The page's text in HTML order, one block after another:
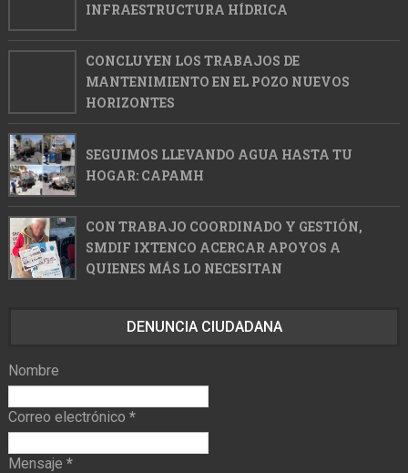
INFRAESTRUCTURA HÍDRICA
CONCLUYEN LOS TRABAJOS DE
MANTENIMIENTO EN EL POZO NUEVOS
HORIZONTES
SEGUIMOS LLEVANDO AGUA HASTA TU
HOGAR: CAPAMH
CON TRABAJO COORDINADO Y GESTIÓN,
SMDIF IXTENCO ACERCAR APOYOS A
QUIENES MÁS LO NECESITAN
DENUNCIA CIUDADANA
Nombre
Correo electrónico *
Mensaje *